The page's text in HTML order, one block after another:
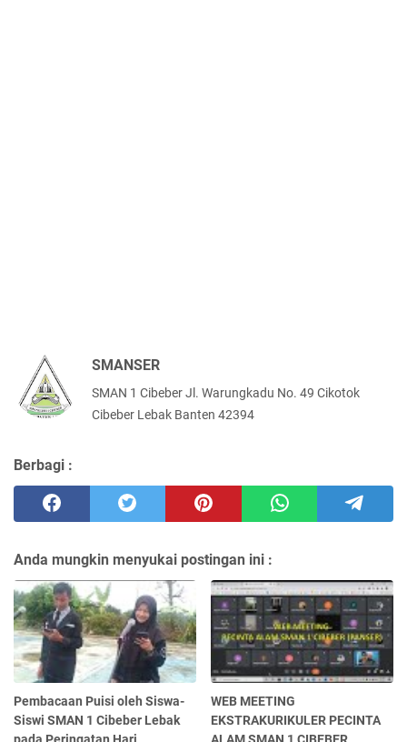
SMANSER
SMAN 1 Cibeber Jl. Warungkadu No. 49 Cikotok
Cibeber Lebak Banten 42394
Berbagi :
Anda mungkin menyukai postingan ini :
Pembacaan Puisi oleh Siswa-
Siswi SMAN 1 Cibeber Lebak
WEB MEETING
EKSTRAKURIKULER PECINTA